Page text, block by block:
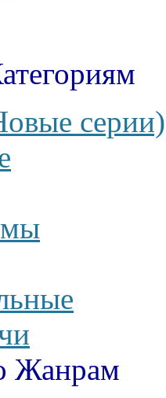
серии)
Жанрам